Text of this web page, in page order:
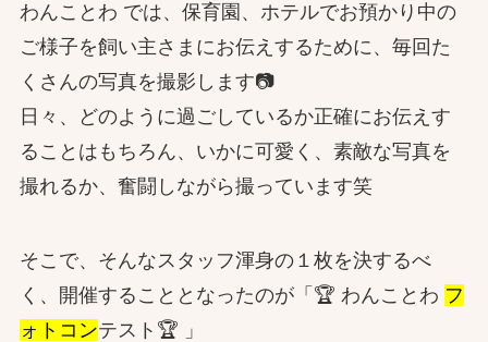
わんことわ では、保育園、ホテルでお預かり中の
ご様子を飼い主さまにお伝えするために、毎回た
くさんの写真を撮影します📷
日々、どのように過ごしているか正確にお伝えす
ることはもちろん、いかに可愛く、素敵な写真を
撮れるか、奮闘しながら撮っています笑
そこで、そんなスタッフ渾身の１枚を決するべ
く、開催することとなったのが「🏆 わんことわ フ
ォトコンテスト🏆 」